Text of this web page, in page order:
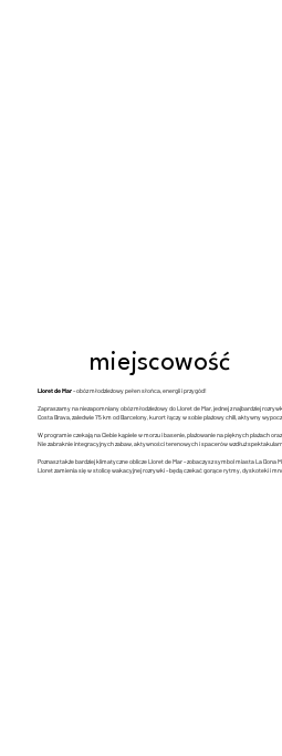
miejscowość
Lloret de Mar– obóz młodzieżowy pełen słońca, energii i przygód!
Zapraszamy na niezapomniany obóz młodzieżowy do Lloret de Mar, jednej z najbardziej
Costa Brava, zaledwie 75 km od Barcelony, kurort łączy w sobie plażowy chill, aktywny
W programie czekają na Ciebie kąpiele w morzu i basenie, plażowanie na pięknych plażach
Nie zabraknie integracyjnych zabaw, aktywności terenowych i spacerów wzdłuż
Poznasz także bardziej klimatyczne oblicze Lloret de Mar – zobaczysz symbol miasta La
Lloret zamienia się w stolicę wakacyjnej rozrywki – będą czekać gorące rytmy, dyskoteki i